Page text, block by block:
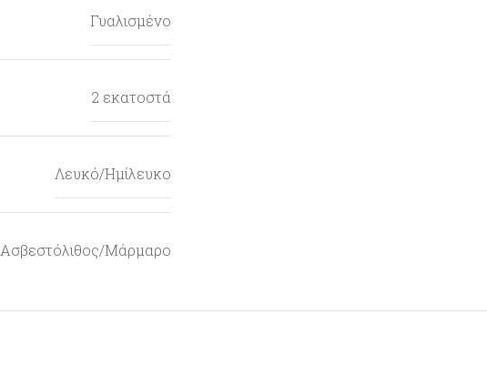
Γυαλισμένο
2 εκατοστά
Λευκό/Ημίλευκο
Ασβεστόλιθος/Μάρμαρο